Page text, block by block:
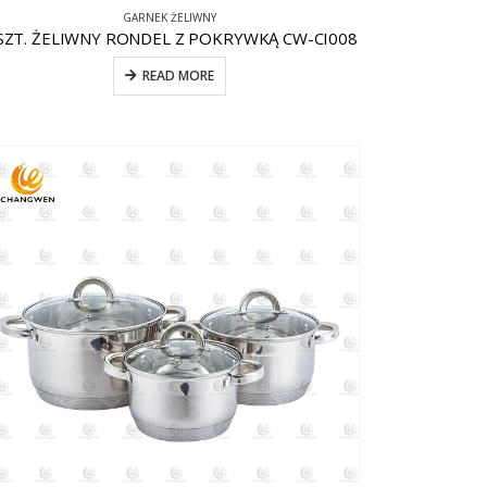
GARNEK ŻELIWNY
ŻELIWNY RONDEL Z POKRYWKĄ CW-CI008
READ MORE